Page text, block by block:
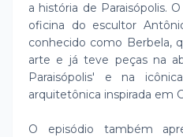
a história de Paraisópolis.
oficina do escultor
conhecido como Berbela,
arte e já teve peças na
Paraisópolis' e na
arquitetônica inspirada em
O episódio também